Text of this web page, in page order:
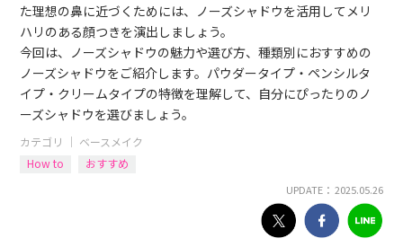
た理想の鼻に近づくためには、ノーズシャドウを活用してメリ
ハリのある顔つきを演出しましょう。
今回は、ノーズシャドウの魅力や選び方、種類別におすすめの
ノーズシャドウをご紹介します。パウダータイプ・ペンシルタ
イプ・クリームタイプの特徴を理解して、自分にぴったりのノ
ーズシャドウを選びましょう。
カテゴリ ｜ ベースメイク
How to
おすすめ
UPDATE： 2025.05.26